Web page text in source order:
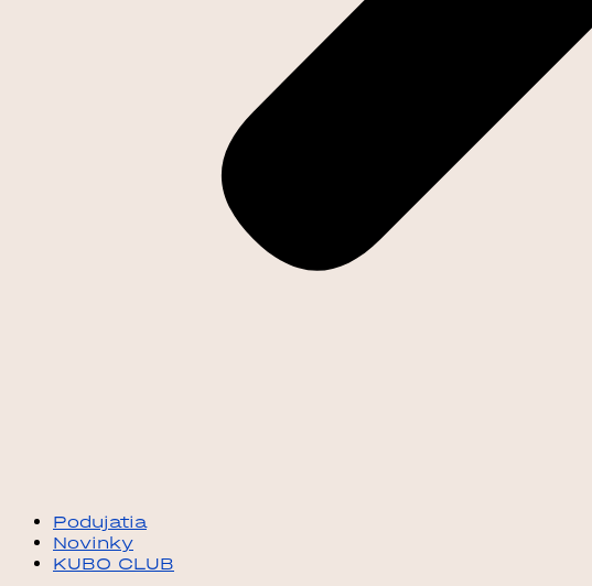
Podujatia
Novinky
KUBO CLUB